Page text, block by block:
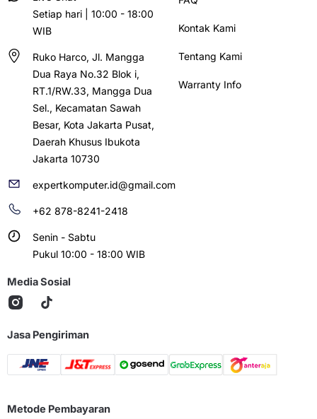
Setiap hari | 10:00 - 18:00
WIB
Ruko Harco, Jl. Mangga
Dua Raya No.32 Blok i,
RT.1/RW.33, Mangga Dua
Sel., Kecamatan Sawah
Besar, Kota Jakarta Pusat,
Daerah Khusus Ibukota
Jakarta 10730
expertkomputer.id@gmail.com
+62 878-8241-2418
Senin - Sabtu
Pukul 10:00 - 18:00 WIB
Kontak Kami
Tentang Kami
Warranty Info
Media Sosial
Jasa Pengiriman
Metode Pembayaran